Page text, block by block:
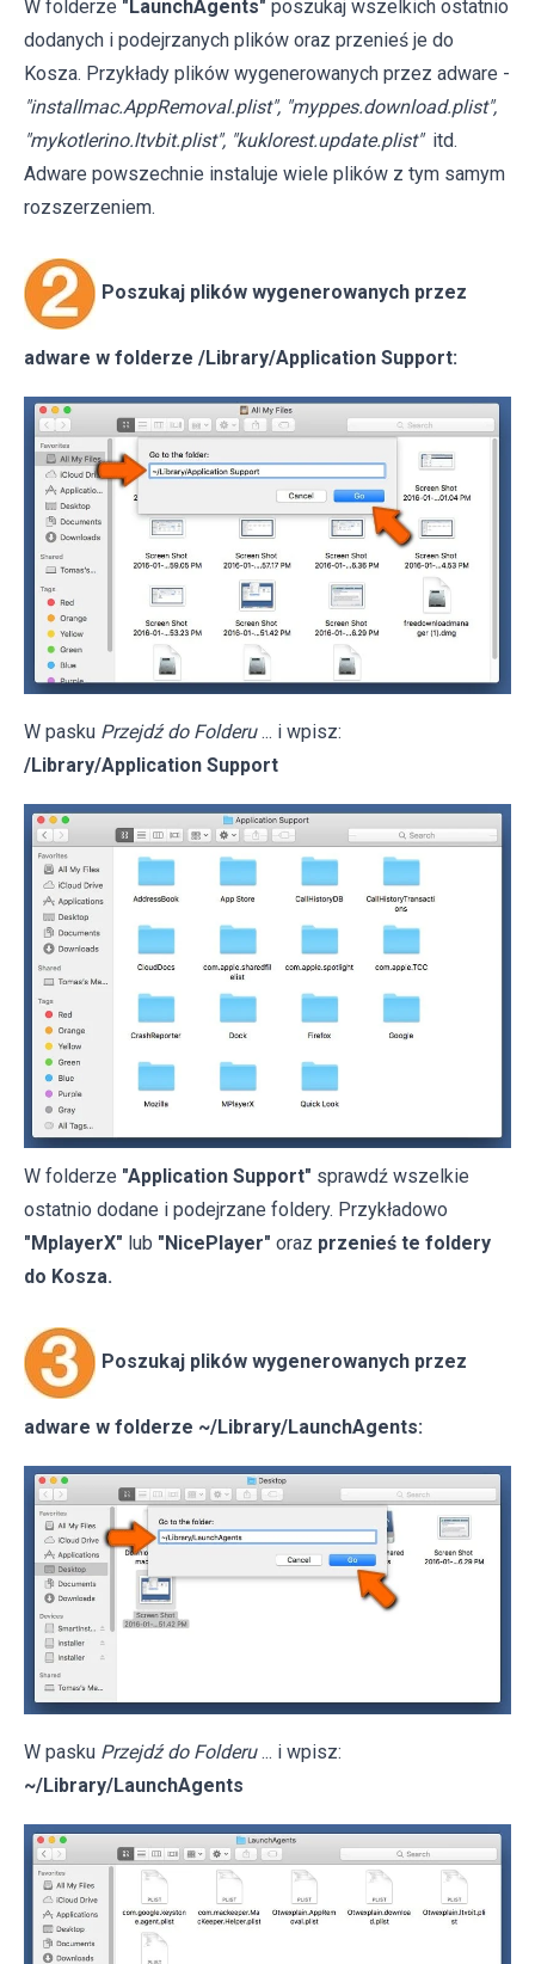
W folderze "LaunchAgents" poszukaj wszelkich ostatnio
dodanych i podejrzanych plików oraz przenieś je do
Kosza. Przykłady plików wygenerowanych przez adware -
"installmac.AppRemoval.plist", "myppes.download.plist",
"mykotlerino.ltvbit.plist", "kuklorest.update.plist" itd.
Adware powszechnie instaluje wiele plików z tym samym
rozszerzeniem.
Poszukaj plików wygenerowanych przez
adware w folderze /Library/Application Support:
W pasku Przejdź do Folderu ... i wpisz:
/Library/Application Support
W folderze "Application Support" sprawdź wszelkie
ostatnio dodane i podejrzane foldery. Przykładowo
"MplayerX" lub "NicePlayer" oraz przenieś te foldery
do Kosza.
Poszukaj plików wygenerowanych przez
adware w folderze ~/Library/LaunchAgents:
W pasku Przejdź do Folderu ... i wpisz:
~/Library/LaunchAgents